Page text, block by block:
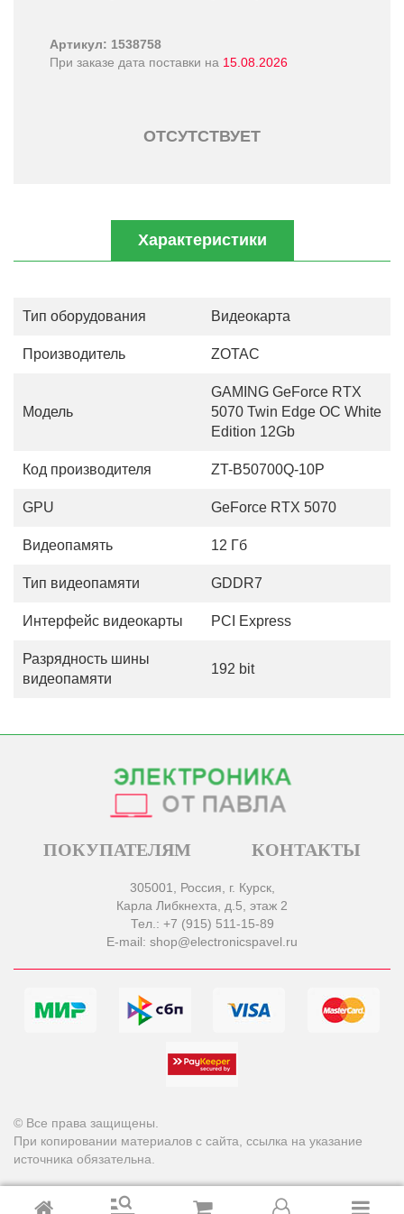
Артикул: 1538758
При заказе дата поставки на 15.08.2026
ОТСУТСТВУЕТ
Характеристики
Тип оборудования Видеокарта
Производитель ZOTAC
Модель
GAMING GeForce RTX
5070 Twin Edge OC White
Edition 12Gb
Код производителя ZT-B50700Q-10P
GPU GeForce RTX 5070
Видеопамять 12 Гб
Тип видеопамяти GDDR7
Интерфейс видеокарты PCI Express
Разрядность шины
видеопамяти
192 bit
ПОКУПАТЕЛЯМ КОНТАКТЫ
305001, Россия, г. Курск,
Карла Либкнехта, д.5, этаж 2
Тел.: +7 (915) 511-15-89
E-mail: shop@electronicspavel.ru
© Все права защищены.
При копировании материалов с сайта, ссылка на указание
источника обязательна.